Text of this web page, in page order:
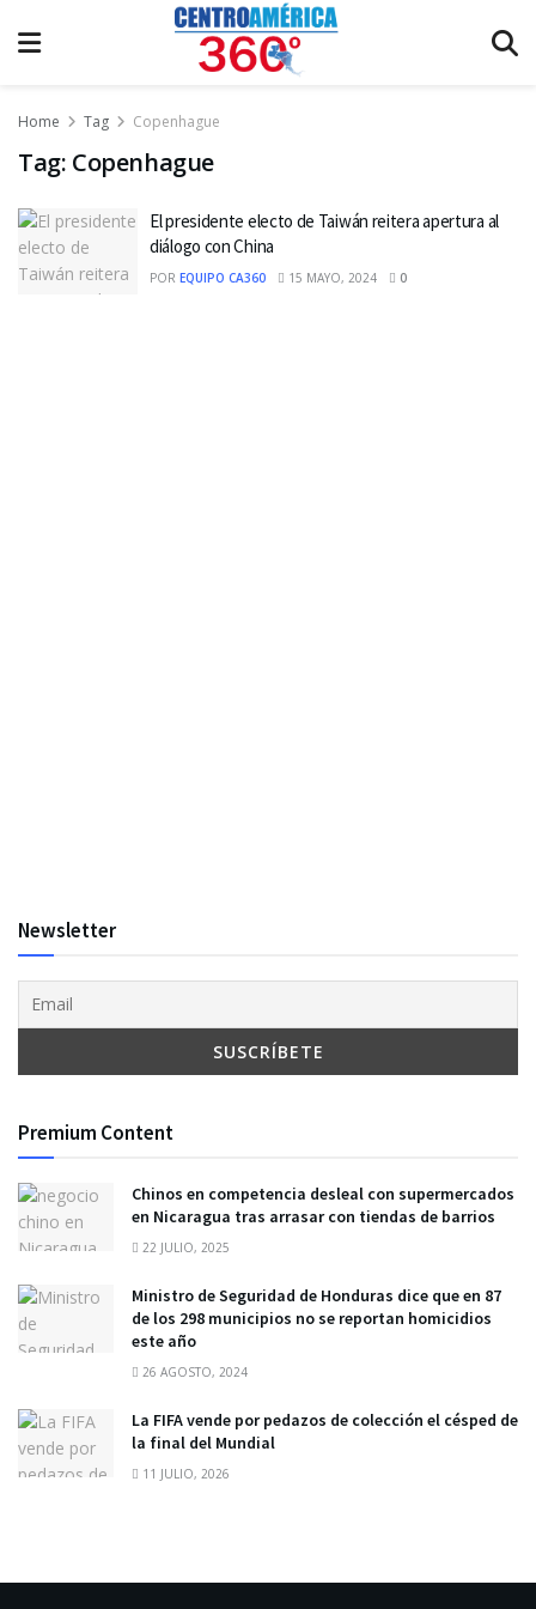
Home Tag Copenhague
Tag: Copenhague
El presidente electo de Taiwán reitera apertura al
diálogo con China
POR EQUIPO CA360 15 MAYO, 2024 0
Newsletter
Premium Content
Chinos en competencia desleal con supermercados
en Nicaragua tras arrasar con tiendas de barrios
22 JULIO, 2025
Ministro de Seguridad de Honduras dice que en 87
de los 298 municipios no se reportan homicidios
este año
26 AGOSTO, 2024
La FIFA vende por pedazos de colección el césped de
la final del Mundial
11 JULIO, 2026